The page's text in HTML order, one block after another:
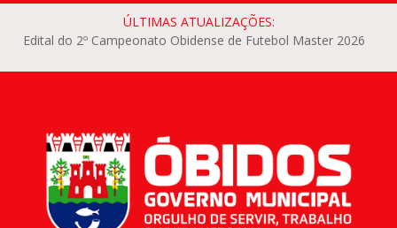
ÚLTIMAS ATUALIZAÇÕES:
Edital do 2º Campeonato Obidense de Futebol Master 2026